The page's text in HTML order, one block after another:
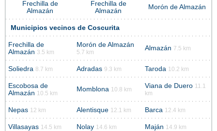
Frechilla de
Almazán
Frechilla de
Almazán
Morón de Almazán
Municipios vecinos de Coscurita
Frechilla de
Almazán 3.5 km
Morón de Almazán
5.7 km
Almazán 7.5 km
Soliedra 8.7 km Adradas 9.3 km Taroda 10.2 km
Escobosa de
Almazán 10.5 km
Momblona 10.8 km Viana de Duero 11.1
km
Nepas 12 km Alentisque 12.1 km Barca 12.4 km
Villasayas 14.5 km Nolay 14.6 km Maján 14.9 km